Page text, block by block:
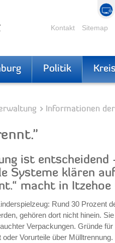
Kontakt Sitemap
Politik
Informationen
ist
Systeme klären
macht in
Rund 30 Prozent
gehören dort nicht hinein.
Verpackungen. Gründe für
Vorurteile über